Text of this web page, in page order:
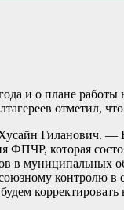
и о плане работы
отметил,
Гиланович. —
ФПЧР, которая
в муниципальных
контролю в